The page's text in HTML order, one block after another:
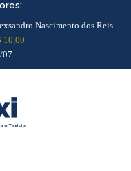
Nascimento dos Reis
10,00
07